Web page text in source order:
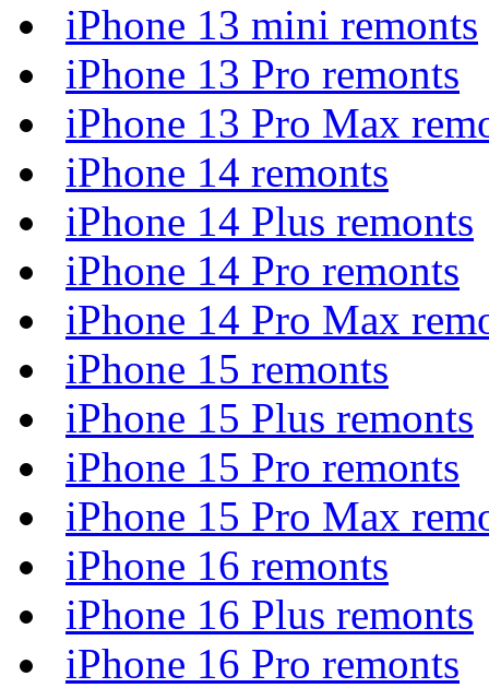
iPhone 13 mini remonts
iPhone 13 Pro remonts
iPhone 13 Pro Max
iPhone 14 remonts
iPhone 14 Plus remonts
iPhone 14 Pro remonts
iPhone 14 Pro Max
iPhone 15 remonts
iPhone 15 Plus remonts
iPhone 15 Pro remonts
iPhone 15 Pro Max
iPhone 16 remonts
iPhone 16 Plus remonts
iPhone 16 Pro remonts